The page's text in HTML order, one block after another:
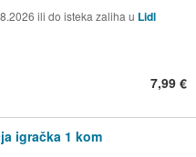
ili do isteka zaliha u Lidl
7,99 €
igračka 1 kom